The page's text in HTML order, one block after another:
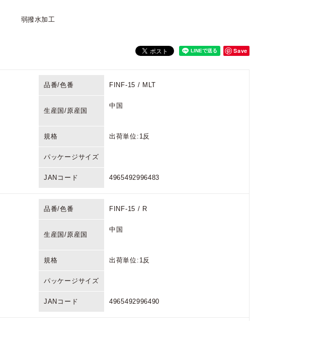
弱撥水加工
Save
品番/色番 FINF-15 / MLT
生産国/原産国
中国
規格 出荷単位:1反
パッケージサイズ
JANコード 4965492996483
品番/色番 FINF-15 / R
生産国/原産国
中国
規格 出荷単位:1反
パッケージサイズ
JANコード 4965492996490